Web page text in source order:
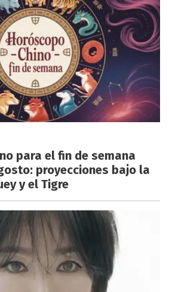
para el fin de semana
proyecciones bajo la
y el Tigre